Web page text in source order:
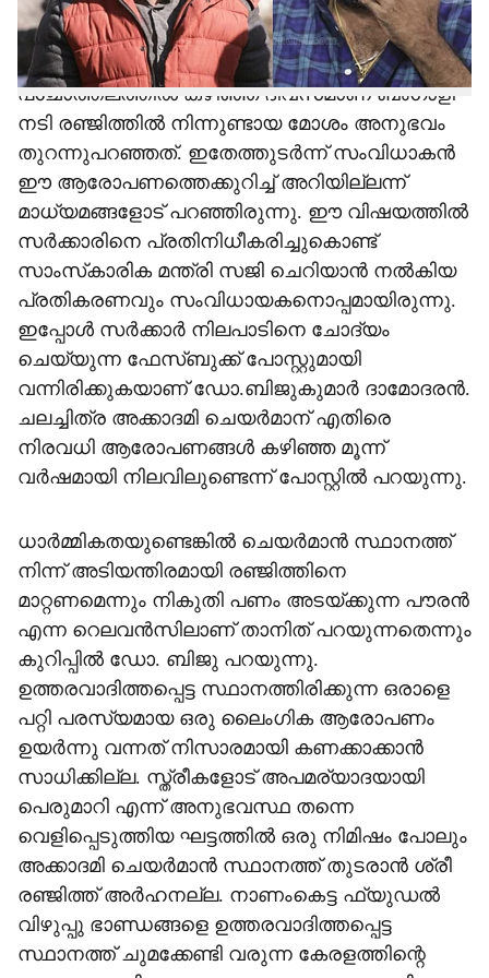
കുറിപ്പിലൂടെയാണ് ആവശ്യവുമായി
സംവിധായകൻ മുന്നോട്ട് വന്നിരിക്കുന്നത്. ഹേമ
കമ്മിറ്റി റിപ്പോർട്ട് പുറത്തുവന്നതിന്റെ
പശ്ചാത്തലത്തിൽ കഴിഞ്ഞ ദിവസമാണ് ബംഗാളി
നടി രഞ്ജിത്തിൽ നിന്നുണ്ടായ മോശം അനുഭവം
തുറന്നുപറഞ്ഞത്. ഇതേത്തുടർന്ന് സംവിധാകൻ
ഈ ആരോപണത്തെക്കുറിച്ച് അറിയില്ലന്ന്
മാധ്യമങ്ങളോട് പറഞ്ഞിരുന്നു. ഈ വിഷയത്തിൽ
സർക്കാരിനെ പ്രതിനിധീകരിച്ചുകൊണ്ട്
സാംസ്‌കാരിക മന്ത്രി സജി ചെറിയാൻ നൽകിയ
പ്രതികരണവും സംവിധായകനൊപ്പമായിരുന്നു.
ഇപ്പോൾ സർക്കാർ നിലപാടിനെ ചോദ്യം
ചെയ്യുന്ന ഫേസ്ബുക്ക് പോസ്റ്റുമായി
വന്നിരിക്കുകയാണ് ഡോ.ബിജുകുമാർ ദാമോദരൻ.
ചലച്ചിത്ര അക്കാദമി ചെയർമാന് എതിരെ
നിരവധി ആരോപണങ്ങൾ കഴിഞ്ഞ മൂന്ന്
വർഷമായി നിലവിലുണ്ടെന്ന് പോസ്റ്റിൽ പറയുന്നു.
ധാർമ്മികതയുണ്ടെങ്കിൽ ചെയർമാൻ സ്ഥാനത്ത്
നിന്ന് അടിയന്തിരമായി രഞ്ജിത്തിനെ
മാറ്റണമെന്നും നികുതി പണം അടയ്ക്കുന്ന പൗരൻ
എന്ന റെലവൻസിലാണ് താനിത് പറയുന്നതെന്നും
കുറിപ്പിൽ ഡോ. ബിജു പറയുന്നു.
ഉത്തരവാദിത്തപ്പെട്ട സ്ഥാനത്തിരിക്കുന്ന ഒരാളെ
പറ്റി പരസ്യമായ ഒരു ലൈംഗിക ആരോപണം
ഉയർന്നു വന്നത് നിസാരമായി കണക്കാക്കാൻ
സാധിക്കില്ല. സ്ത്രീകളോട് അപമര്യാദയായി
പെരുമാറി എന്ന് അനുഭവസ്ഥ തന്നെ
വെളിപ്പെടുത്തിയ ഘട്ടത്തിൽ ഒരു നിമിഷം പോലും
അക്കാദമി ചെയർമാൻ സ്ഥാനത്ത് തുടരാൻ ശ്രീ
രഞ്ജിത്ത് അർഹനല്ല. നാണംകെട്ട ഫ്യുഡൽ
വിഴുപ്പു ഭാണ്ഡങ്ങളെ ഉത്തരവാദിത്തപ്പെട്ട
സ്ഥാനത്ത് ചുമക്കേണ്ടി വരുന്ന കേരളത്തിന്റെ